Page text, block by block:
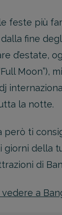
feste più
fine
d’estate,
Moon”),
la notte.
però ti
giorni della
di
vedere a